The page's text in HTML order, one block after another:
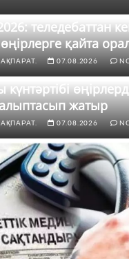
теледебаттан
қайта
07.08.2026
күнтәртібі
жатыр
07.08.2026